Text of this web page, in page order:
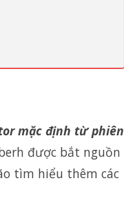
mặc định từ phiên
được bắt nguồn
tìm hiểu thêm các